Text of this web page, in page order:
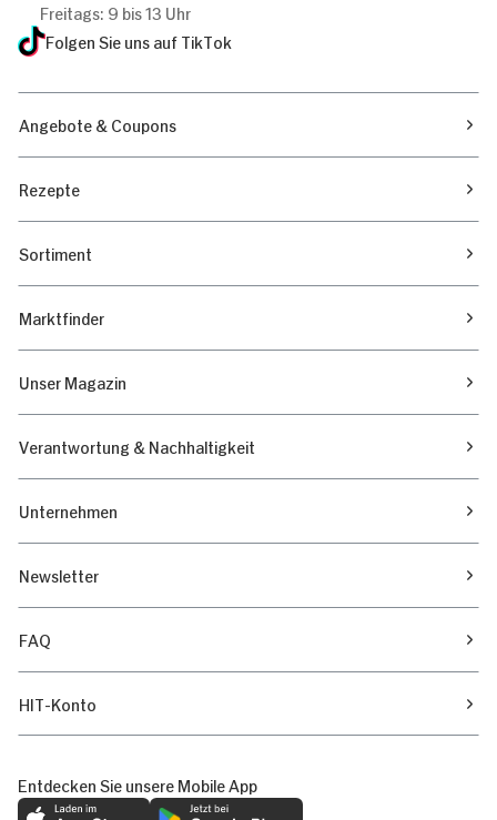
Freitags: 9 bis 13 Uhr
Folgen Sie uns auf TikTok
Angebote & Coupons
Rezepte
Sortiment
Marktfinder
Unser Magazin
Verantwortung & Nachhaltigkeit
Unternehmen
Newsletter
FAQ
HIT-Konto
Entdecken Sie unsere Mobile App